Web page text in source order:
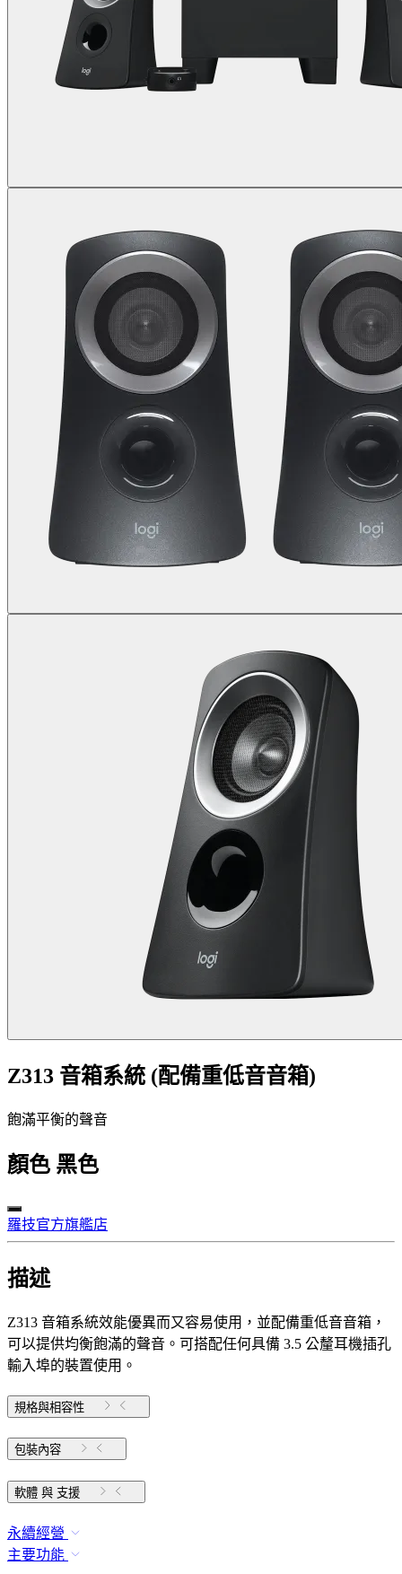
Z313 音箱系統 (配備重低音音箱)
飽滿平衡的聲音
顏色 黑色
羅技官方旗艦店
描述
Z313 音箱系統效能優異而又容易使用，並配備重低音音箱，
可以提供均衡飽滿的聲音。可搭配任何具備 3.5 公釐耳機插孔
輸入埠的裝置使用。
規格與相容性
包裝內容
軟體 與 支援
永續經營
主要功能